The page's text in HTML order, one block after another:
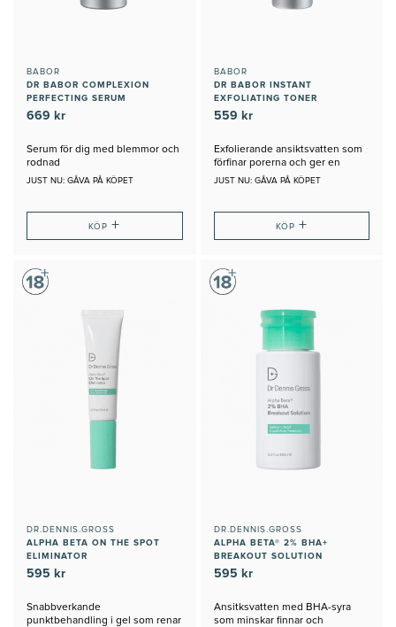
BABOR
DR BABOR COMPLEXION
PERFECTING SERUM
669 kr
Serum för dig med blemmor och
rodnad
JUST NU: GÅVA PÅ KÖPET
KÖP+
BABOR
DR BABOR INSTANT
EXFOLIATING TONER
559 kr
Exfolierande ansiktsvatten som
förfinar porerna och ger en
klarare hy
JUST NU: GÅVA PÅ KÖPET
KÖP +
DR.DENNIS.GROSS
ALPHA BETA ON THE SPOT
ELIMINATOR
595 kr
Snabbverkande
punktbehandling i gel som renar
DR.DENNIS.GROSS
ALPHA BETA® 2% BHA+
BREAKOUT SOLUTION
595 kr
Ansitksvatten med BHA-syra
som minskar finnar och